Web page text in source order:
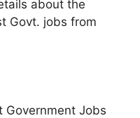
about the
Govt. jobs from
Government Jobs